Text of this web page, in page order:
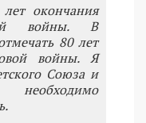
окончания
войны. В
80 лет
войны. Я
Союза и